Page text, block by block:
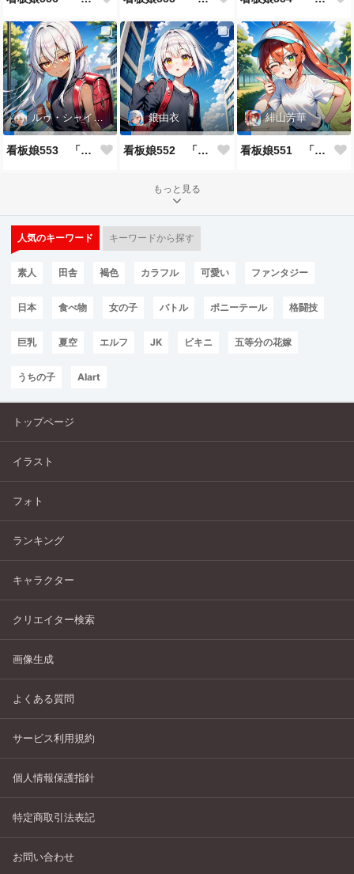
ルゥ・シャイニー
看板娘553 「ルゥ・シャイニーのよもやま話」
銀由衣
看板娘552 「銀由衣」
緋山芳華
看板娘551 「緋山芳華のよもやま話」
もっと見る
人気のキーワード キーワードから探す
素人 田舎 褐色 カラフル 可愛い ファンタジー
日本 食べ物 女の子 バトル ポニーテール 格闘技
巨乳 夏空 エルフ JK ビキニ 五等分の花嫁
うちの子 AIart
トップページ
イラスト
フォト
ランキング
キャラクター
クリエイター検索
画像生成
よくある質問
サービス利用規約
個人情報保護指針
特定商取引法表記
お問い合わせ